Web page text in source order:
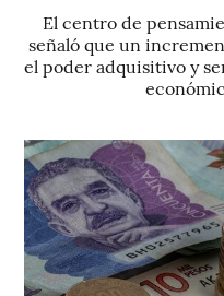
El centro de
señaló que un
el poder adquisitivo y